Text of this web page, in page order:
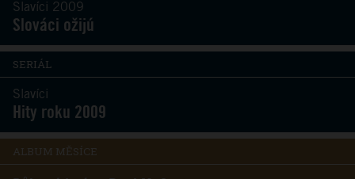
Slavíci 2009
Slováci ožijú
SERIÁL
Slavíci
Hity roku 2009
ALBUM MĚSÍCE